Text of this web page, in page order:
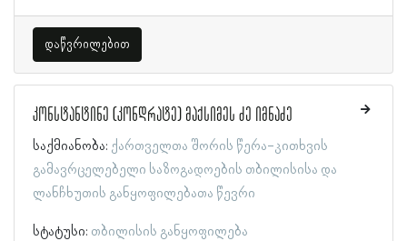
დაწვრილებით
კონსტანტინე (კონდრატე) მაქსიმეს ძე იმნაძე
საქმიანობა: ქართველთა შორის წერა-კითხვის
გამავრცელებელი საზოგადოების თბილისისა და
ლანჩხუთის განყოფილებათა წევრი
სტატუსი: თბილისის განყოფილება